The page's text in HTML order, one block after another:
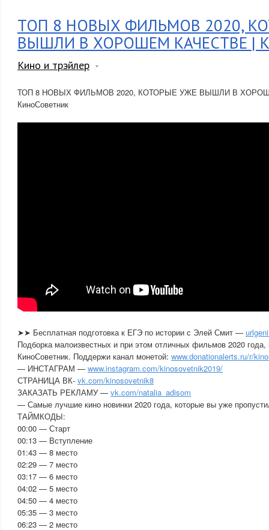
ТОП 8 НОВЫХ ФИЛЬМОВ 2020,
ВЫШЛИ В ХОРОШЕМ КАЧЕСТВЕ |
Кино и трэйлер
ТОП 8 НОВЫХ ФИЛЬМОВ 2020, КОТОРЫЕ УЖЕ ВЫШЛИ В
КиноСоветник
➤➤ Бесплатная подготовка к ЕГЭ по истории с Элей Смит —
Подборка малоизвестных и при этом отличных фильмов 2020
КиноСоветник. Поддержи канал монетой: www.donationalerts.ru/r/
— ИНСТАГРАМ — www.instagram.com/kinosovetnik2019/
СТРАНИЦА ВК- vk.com/kinosovetnik8
ЗАКАЗАТЬ РЕКЛАМУ — vk.com/natalia_adisom
— Самые лучшие кино новинки 2020 года, которые вы уже
ТАЙМКОДЫ:
00:00 — Старт
00:13 — Вступление
01:43 — 8 место
02:29 — 7 место
03:17 — 6 место
04:02 — 5 место
04:50 — 4 место
05:35 — 3 место
06:23 — 2 место